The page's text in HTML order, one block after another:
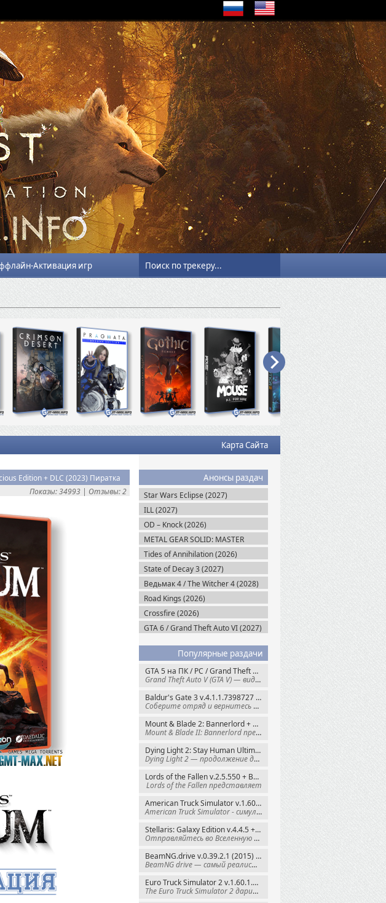
Активация игр
Карта Сайта
Анонсы раздач
Star Wars Eclipse (2027)
ILL (2027)
OD – Knock (2026)
METAL GEAR SOLID: MASTER
COLLECTION Vol.2 (2026)
Tides of Annihilation (2026)
State of Decay 3 (2027)
Ведьмак 4 / The Witcher 4 (2028)
Road Kings (2026)
Crossfire (2026)
GTA 6 / Grand Theft Auto VI (2027)
Популярные раздачи
GTA 5 на ПК / PC / Grand Theft Auto V: Premium Edition (2015) Steam-Rip
Grand Theft Auto V (GTA V) — видеоигра из
Baldur's Gate 3 v.4.1.1.7398727 + Все DLC (2023) GOG-Rip
Соберите отряд и вернитесь в Забытые
Mount & Blade 2: Bannerlord + War Sails v.1.4.7.117484 (2025) GOG
Mount & Blade II: Bannerlord представляет
Dying Light 2: Stay Human Ultimate Edition v.1.29.0 + Все DLC (2022) Пиратка
Dying Light 2 — продолжение динамичного
Lords of the Fallen v.2.5.550 + Все DLC (2023) Пиратка
Lords of the Fallen представляет
American Truck Simulator v.1.60.1.8s + Все DLC (2016) Пиратка
American Truck Simulator - симулятор
Stellaris: Galaxy Edition v.4.4.5 + Все DLC (2016) Пиратка
Отправляйтесь во Вселенную полную чудес и
BeamNG.drive v.0.39.2.1 (2015) RePack
BeamNG drive — самый реалистичный
Euro Truck Simulator 2 v.1.60.1.7s + Все DLC (2012) Пиратка
The Euro Truck Simulator 2 дарит вам опыт
Edition + DLC (2023) Пиратка
Показы: 34993 | Отзывы: 2